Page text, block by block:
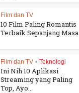
Film dan TV
10 Film Paling Romantis
Terbaik Sepanjang Masa
Film dan TV • Teknologi
Ini Nih 10 Aplikasi
Streaming yang Paling
Top, Ayo...